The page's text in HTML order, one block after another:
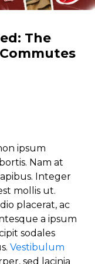
The
ipsum
Nam at
Integer
mollis ut.
placerat, ac
a ipsum
sodales
Vestibulum
sed lacinia